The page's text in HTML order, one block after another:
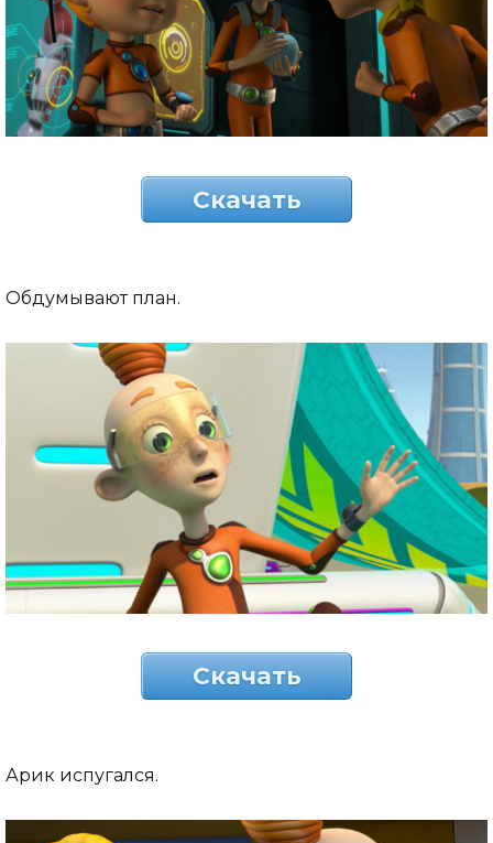
Скачать
Обдумывают план.
Скачать
Арик испугался.